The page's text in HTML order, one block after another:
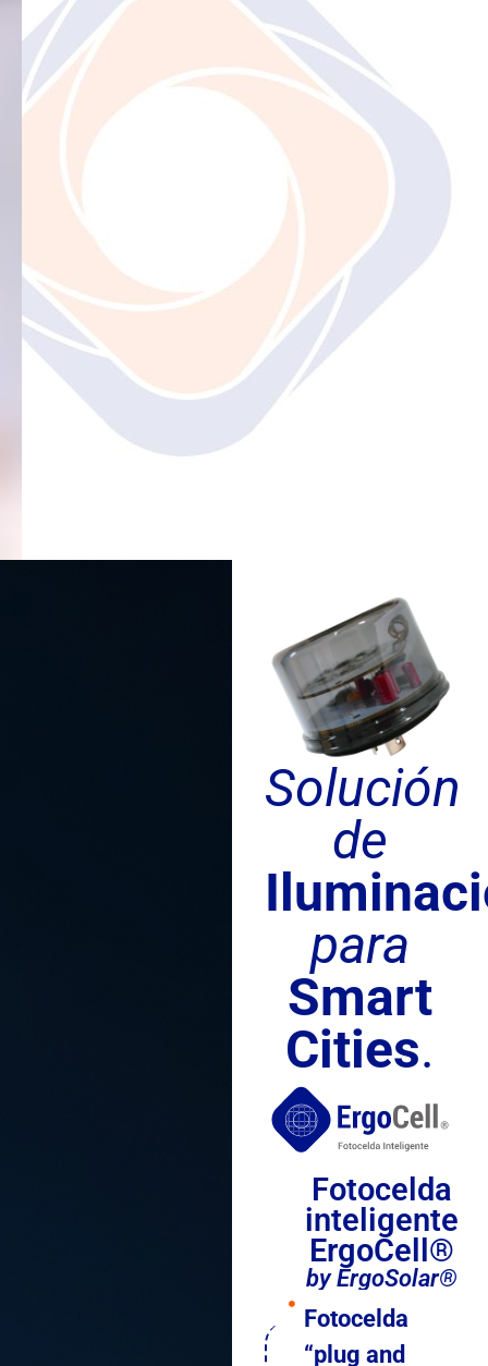
Solución
de
para
Smart
Cities.
Fotocelda
inteligente
ErgoCell®
by ErgoSolar®
Fotocelda
“plug and